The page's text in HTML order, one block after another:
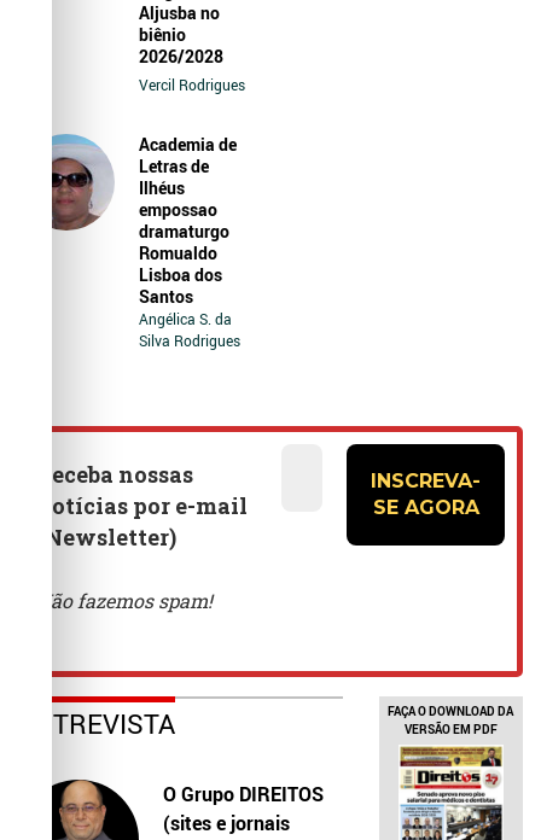
Aljusba no
biênio
2026/2028
Vercil Rodrigues
Academia de
Letras de
Ilhéus
empossao
dramaturgo
Romualdo
Lisboa dos
Santos
Angélica S. da
Silva Rodrigues
ENTREVISTA
O Grupo DIREITOS
(sites e jornais
FAÇA O DOWNLOAD DA
VERSÃO EM PDF